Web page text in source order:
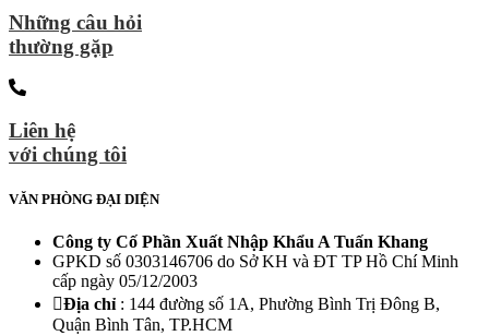
Những câu hỏi
thường gặp
Liên hệ
với chúng tôi
VĂN PHÒNG ĐẠI DIỆN
Công ty Cố Phần Xuất Nhập Khẩu A Tuấn Khang
GPKD số 0303146706 do Sở KH và ĐT TP Hồ Chí Minh
cấp ngày 05/12/2003
Địa chỉ : 144 đường số 1A, Phường Bình Trị Đông B,
Quận Bình Tân, TP.HCM